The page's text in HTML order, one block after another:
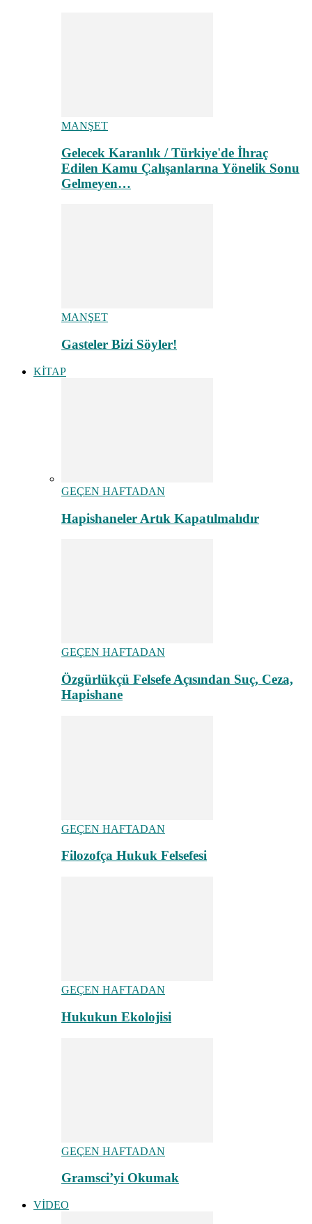
MANŞET
Gelecek Karanlık / Türkiye'de İhraç
Edilen Kamu Çalışanlarına Yönelik Sonu
Gelmeyen…
MANŞET
Gasteler Bizi Söyler!
KİTAP
GEÇEN HAFTADAN
Hapishaneler Artık Kapatılmalıdır
GEÇEN HAFTADAN
Özgürlükçü Felsefe Açısından Suç, Ceza,
Hapishane
GEÇEN HAFTADAN
Filozofça Hukuk Felsefesi
GEÇEN HAFTADAN
Hukukun Ekolojisi
GEÇEN HAFTADAN
Gramsci’yi Okumak
VİDEO